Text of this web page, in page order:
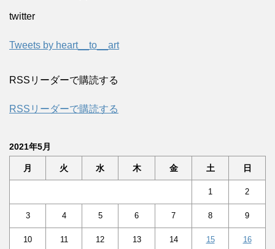
twitter
Tweets by heart__to__art
RSSリーダーで購読する
RSSリーダーで購読する
2021年5月
月 火 水 木 金 土 日
1 2
3 4 5 6 7 8 9
10 11 12 13 14 15 16